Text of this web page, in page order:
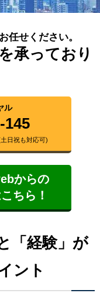
任せください。
承っており
ル
145
日祝も対応可)
からの
ちら！
「経験」が
ント